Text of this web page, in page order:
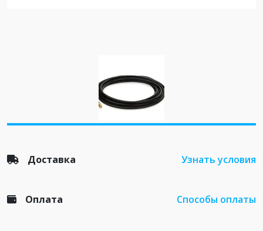
Доставка Узнать условия
Оплата Способы оплаты